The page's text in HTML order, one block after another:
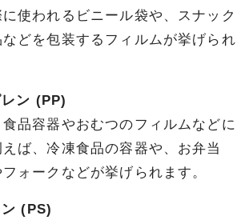
使われるビニール袋や、スナック
どを包装するフィルムが挙げられ
ン (PP)
品容器やおむつのフィルムなどに
ば、冷凍食品の容器や、お弁当
ォークなどが挙げられます。
(PS)